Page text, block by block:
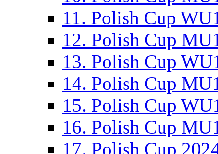
11. Polish Cup
12. Polish Cup
13. Polish Cup
14. Polish Cup
15. Polish Cup
16. Polish Cup
17. Polish Cup